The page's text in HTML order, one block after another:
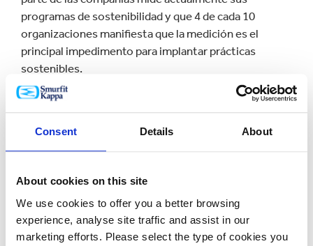
Consent Details About
About cookies on this site
We use cookies to offer you a better browsing
experience, analyse site traffic and assist in our
marketing efforts. Please select the type of cookies you
programas de sostenibilidad y que 4 de cada 10
organizaciones manifiesta que la medición es el
principal impedimento para implantar prácticas
sostenibles.
El estudio también muestra que el 82 % de los
inversión a largo plazo y no un coste. Además, está
cambiando considerablemente las normas contables
capaz de vincular la sostenibilidad con sus resultados
financieros.